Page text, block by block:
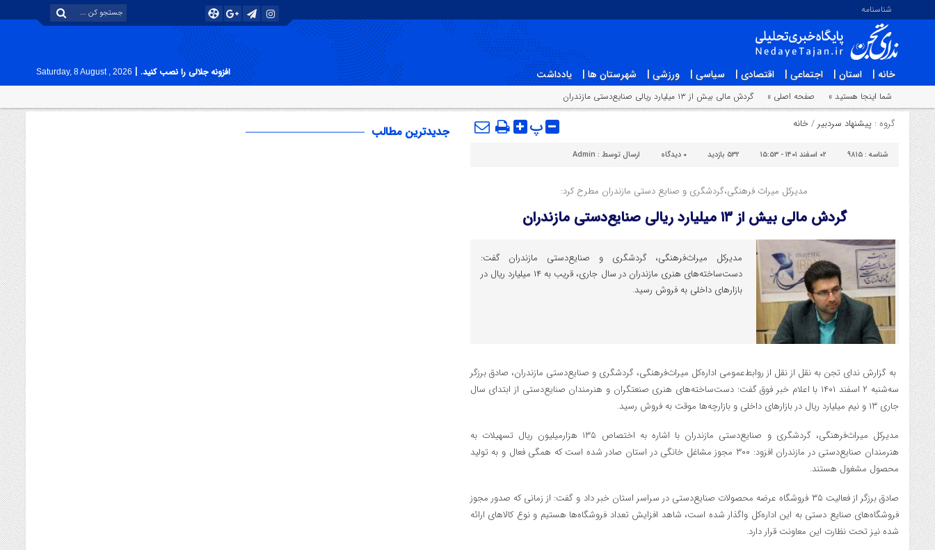
شناسنامه
خانه | استان | اجتماعی | اقتصادی | سیاسی | ورزشی | شهرستان ها | یادداشت افزونه جلالی را نصب کنید. |
Saturday, 8 August , 2026
شما اینجا هستید » صفحه اصلی » گردش مالی بیش از ۱۳ میلیارد ریالی صنایع‌دستی مازندران
گروه : پیشنهاد سردبیر /خانه پ
شناسه : ۹۸۱۵ ۰۲ اسفند ۱۴۰۱ - ۱۵:۵۳ ۵۳۲ بازدید ۰ دیدگاه ارسال توسط : Admin
مدیرکل میراث فرهنگی،گردشگری و صنایع دستی مازندران مطرح کرد:
گردش مالی بیش از ۱۳ میلیارد ریالی صنایع‌دستی مازندران
مدیرکل میراث‌فرهنگی، گردشگری و صنایع‌دستی مازندران گفت:
دست‌ساخته‌های هنری مازندران در سال جاری، قریب به ۱۴ میلیارد ریال در
بازارهای داخلی به فروش رسید.
به‌ گزارش ندای تجن به نقل از نقل از روابط‌عمومی اداره‌کل میراث‌فرهنگی، گردشگری و صنایع‌دستی مازندران، صادق برزگر
سه‌شنبه ۲ اسفند ۱۴۰۱ با اعلام خبر فوق گفت: دست‌ساخته‌های هنری صنعتگران و هنرمندان صنایع‌دستی از ابتدای سال
جاری ۱۳ و نیم میلیارد ریال در بازارهای داخلی و بازارچه‌ها موقت به فروش رسید.
مدیرکل میراث‌فرهنگی، گردشگری و صنایع‌دستی مازندران با اشاره به اختصاص ۱۳۵ هزارمیلیون ریال تسهیلات به
هنرمندان صنایع‌دستی در مازندران افزود: ۳۰۰ مجوز مشاغل خانگی در استان صادر شده است که همگی فعال و به تولید
محصول مشغول هستند.
صادق برزگر از فعالیت ۳۵ فروشگاه عرضه محصولات صنایع‌دستی در سراسر استان خبر داد و گفت: از زمانی که صدور مجوز
فروشگاه‌های صنایع دستی به این اداره‌کل واگذار شده است، شاهد افزایش تعداد فروشگاه‌ها هستیم و نوع کالاهای ارائه
شده نیز تحت نظارت این معاونت قرار دارد.
جدیدترین مطالب